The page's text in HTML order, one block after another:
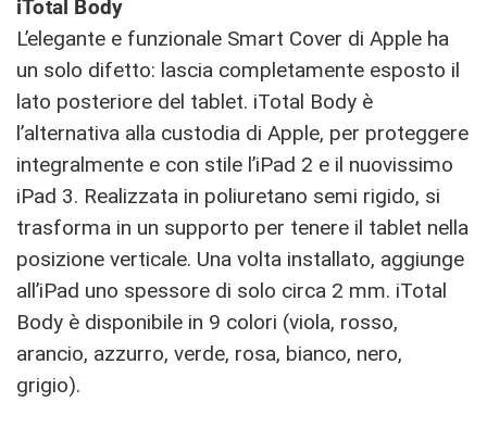
iTotal Body
L’elegante e funzionale Smart Cover di Apple ha
un solo difetto: lascia completamente esposto il
lato posteriore del tablet. iTotal Body è
l’alternativa alla custodia di Apple, per proteggere
integralmente e con stile l’iPad 2 e il nuovissimo
iPad 3. Realizzata in poliuretano semi rigido, si
trasforma in un supporto per tenere il tablet nella
posizione verticale. Una volta installato, aggiunge
all’iPad uno spessore di solo circa 2 mm. iTotal
Body è disponibile in 9 colori (viola, rosso,
arancio, azzurro, verde, rosa, bianco, nero,
grigio).